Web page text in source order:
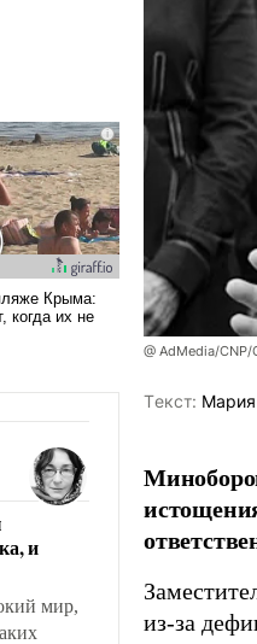
и
мир,
@ AdMedia/
Tекст:
из-за